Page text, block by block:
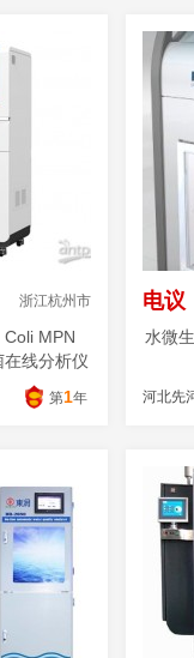
浙江杭州市
MPN
线分析仪
第1年
电议
水微